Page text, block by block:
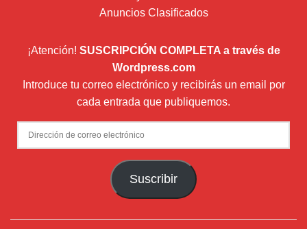
Anuncios Clasificados
¡Atención! SUSCRIPCIÓN COMPLETA a través de
Wordpress.com
Introduce tu correo electrónico y recibirás un email por
cada entrada que publiquemos.
Dirección
de
Suscribir